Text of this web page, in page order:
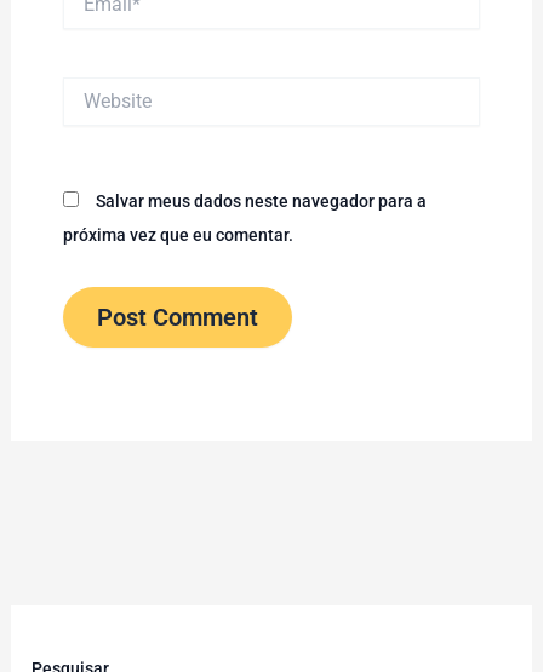
Salvar meus dados neste navegador para a
próxima vez que eu comentar.
Pesquisar